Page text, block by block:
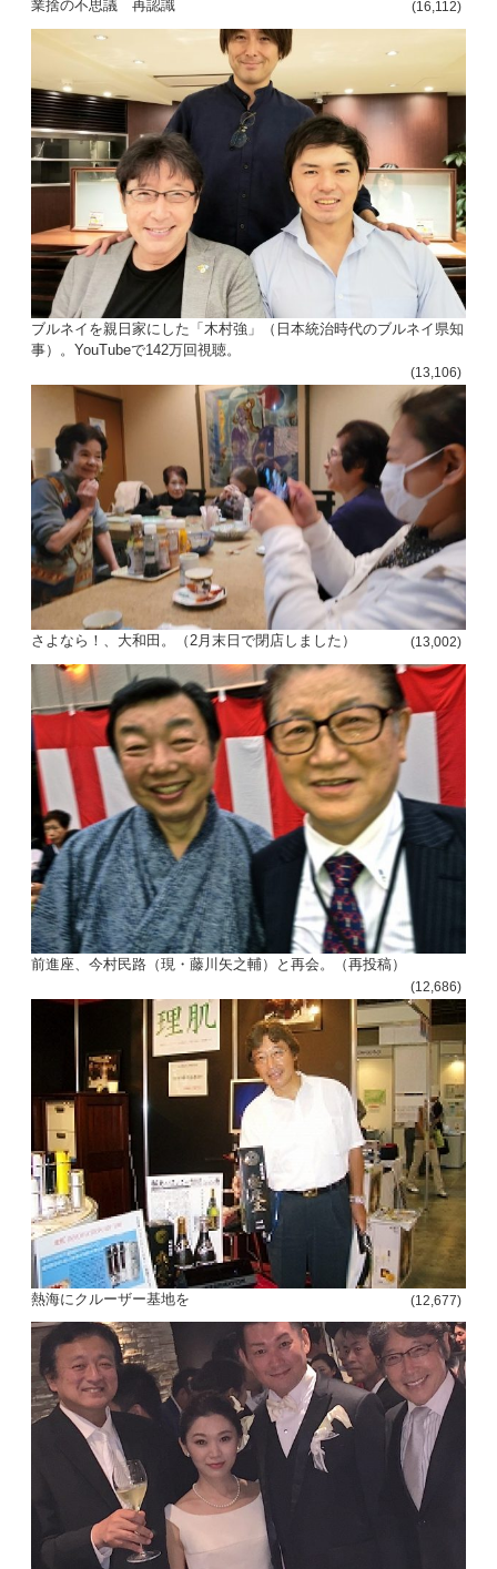
業捨の不思議 再認識 (16,112)
ブルネイを親日家にした「木村強」（日本統治時代のブルネイ県知
事）。YouTubeで142万回視聴。
(13,106)
さよなら！、大和田。（2月末日で閉店しました） (13,002)
前進座、今村民路（現・藤川矢之輔）と再会。（再投稿）
(12,686)
熱海にクルーザー基地を (12,677)